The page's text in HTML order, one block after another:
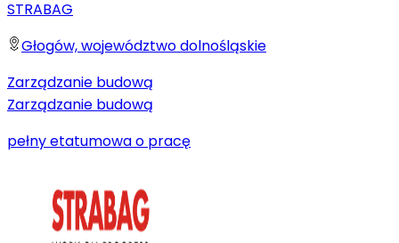
STRABAG
Głogów, województwo dolnośląskie
Zarządzanie budową
Zarządzanie budową
pełny etatumowa o pracę